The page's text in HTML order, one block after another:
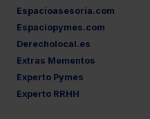
Espacioasesoria.com
Espaciopymes.com
Derecholocal.es
Extras Mementos
Experto Pymes
Experto RRHH